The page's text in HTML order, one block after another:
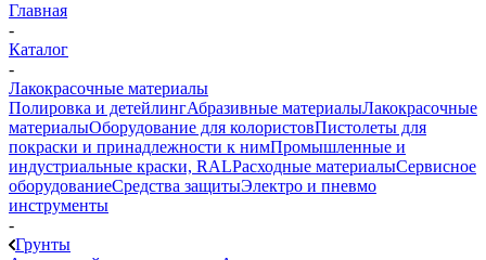
Главная
-
Каталог
-
Лакокрасочные материалы
Полировка и детейлингАбразивные материалыЛакокрасочные
материалыОборудование для колористовПистолеты для
покраски и принадлежности к нимПромышленные и
индустриальные краски, RALРасходные материалыСервисное
оборудованиеСредства защитыЭлектро и пневмо
инструменты
-
Грунты